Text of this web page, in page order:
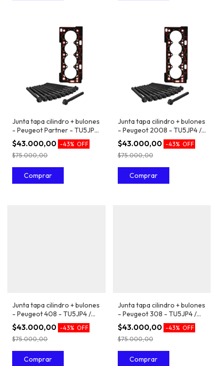
Junta tapa cilindro + bulones
- Peugeot Partner - TU5JP4
/ EC5 1.6 16V
$43.000,00 -43% OFF
$75.000,00
Junta tapa cilindro + bulones
- Peugeot 2008 - TU5JP4 /
EC5 1.6 16V
$43.000,00 -43% OFF
$75.000,00
Junta tapa cilindro + bulones
- Peugeot 408 - TU5JP4 /
EC5 1.6 16V
$43.000,00 -43% OFF
$75.000,00
Junta tapa cilindro + bulones
- Peugeot 308 - TU5JP4 /
EC5 1.6 16V
$43.000,00 -43% OFF
$75.000,00